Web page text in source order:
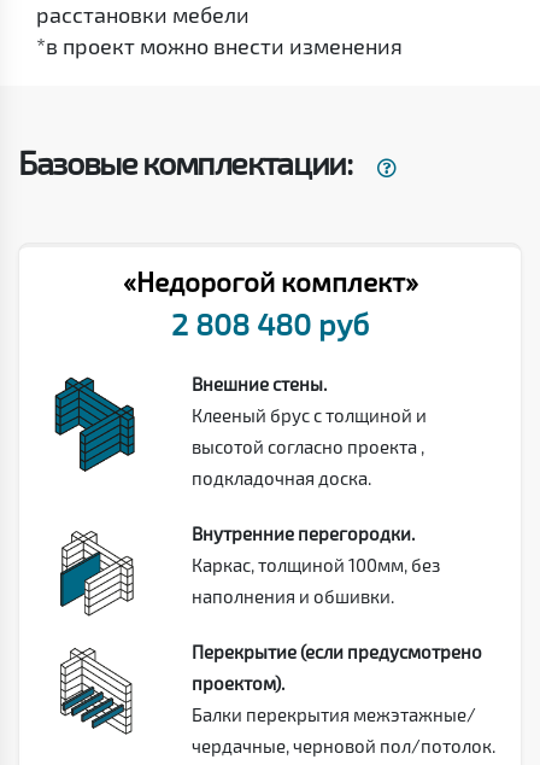
расстановки мебели
*в проект можно внести изменения
Базовые комплектации:
«Недорогой комплект»
2 808 480 руб
Внешние стены.
Клееный брус с толщиной и
высотой согласно проекта ,
подкладочная доска.
Внутренние перегородки.
Каркас, толщиной 100мм, без
наполнения и обшивки.
Перекрытие (если предусмотрено
проектом).
Балки перекрытия межэтажные/
чердачные, черновой пол/потолок.